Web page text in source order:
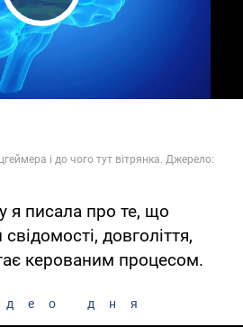
Play Video
я писала про те, що
довголіття,
керованим процесом.
дня